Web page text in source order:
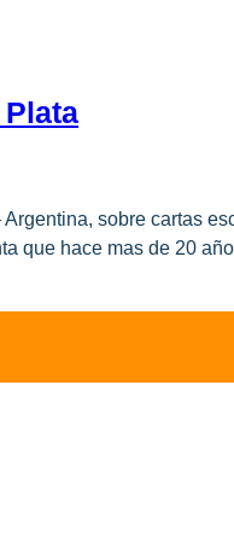
sobre cartas
que hace mas de 20